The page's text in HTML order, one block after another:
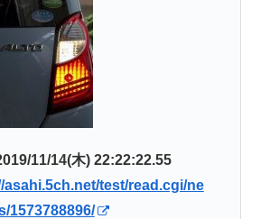
11/14(木) 22:22:22.55
asahi.5ch.net/test/read.cgi/ne
1573788896/